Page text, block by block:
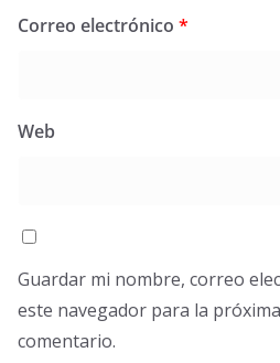
Correo electrónico *
Web
Guardar mi nombre, correo
este navegador para la
comentario.